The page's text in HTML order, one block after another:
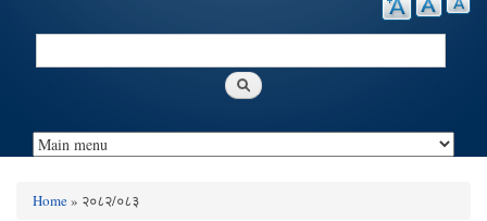
Search
Home» २०८२/०८३